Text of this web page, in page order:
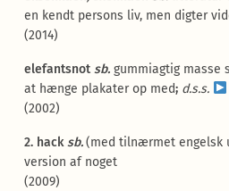
en kendt persons liv, men digter
(2014)
elefantsnot sb. gummiagtig masse
at hænge plakater op med; d.s.s.
(2002)
2. hacksb.(med tilnærmet engelsk
version af noget
(2009)